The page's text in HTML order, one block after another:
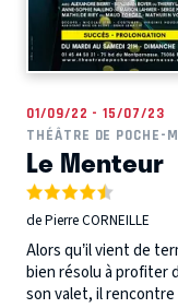
01/09/22 - 15/07/23
THÉÂTRE DE POCHE-
Le Menteur
de Pierre CORNEILLE
Alors qu’il vient de
bien résolu à profiter
son valet, il